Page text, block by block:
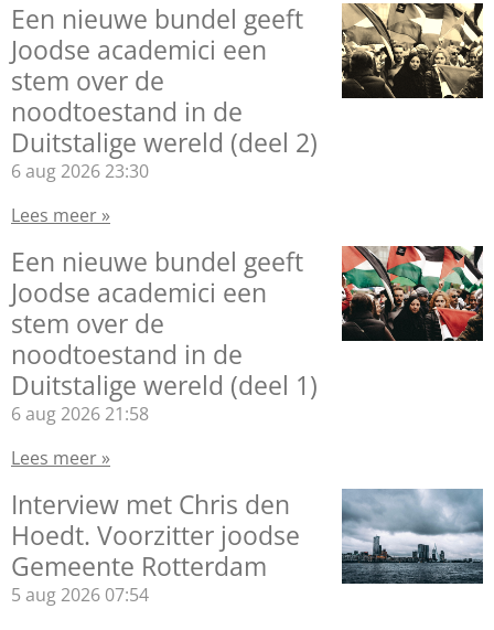
Een nieuwe bundel geeft
Joodse academici een
stem over de
noodtoestand in de
Duitstalige wereld (deel 2)
6 aug 2026 23:30
Lees meer »
Een nieuwe bundel geeft
Joodse academici een
stem over de
noodtoestand in de
Duitstalige wereld (deel 1)
6 aug 2026 21:58
Lees meer »
Interview met Chris den
Hoedt. Voorzitter joodse
Gemeente Rotterdam
5 aug 2026 07:54